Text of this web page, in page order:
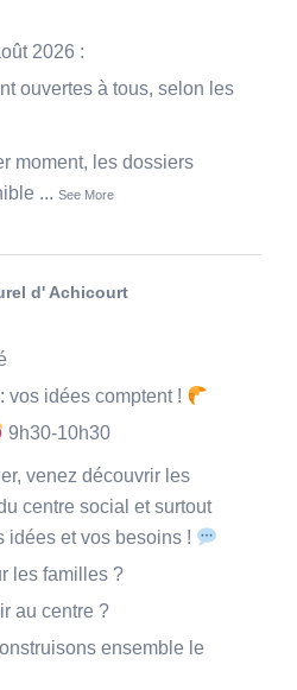
2026 :
ouvertes à tous, selon les
moment, les dossiers
... See More
d' Achicourt
vos idées comptent !
9h30-10h30
venez découvrir les
centre social et surtout
idées et vos besoins !
les familles ?
au centre ?
ensemble le